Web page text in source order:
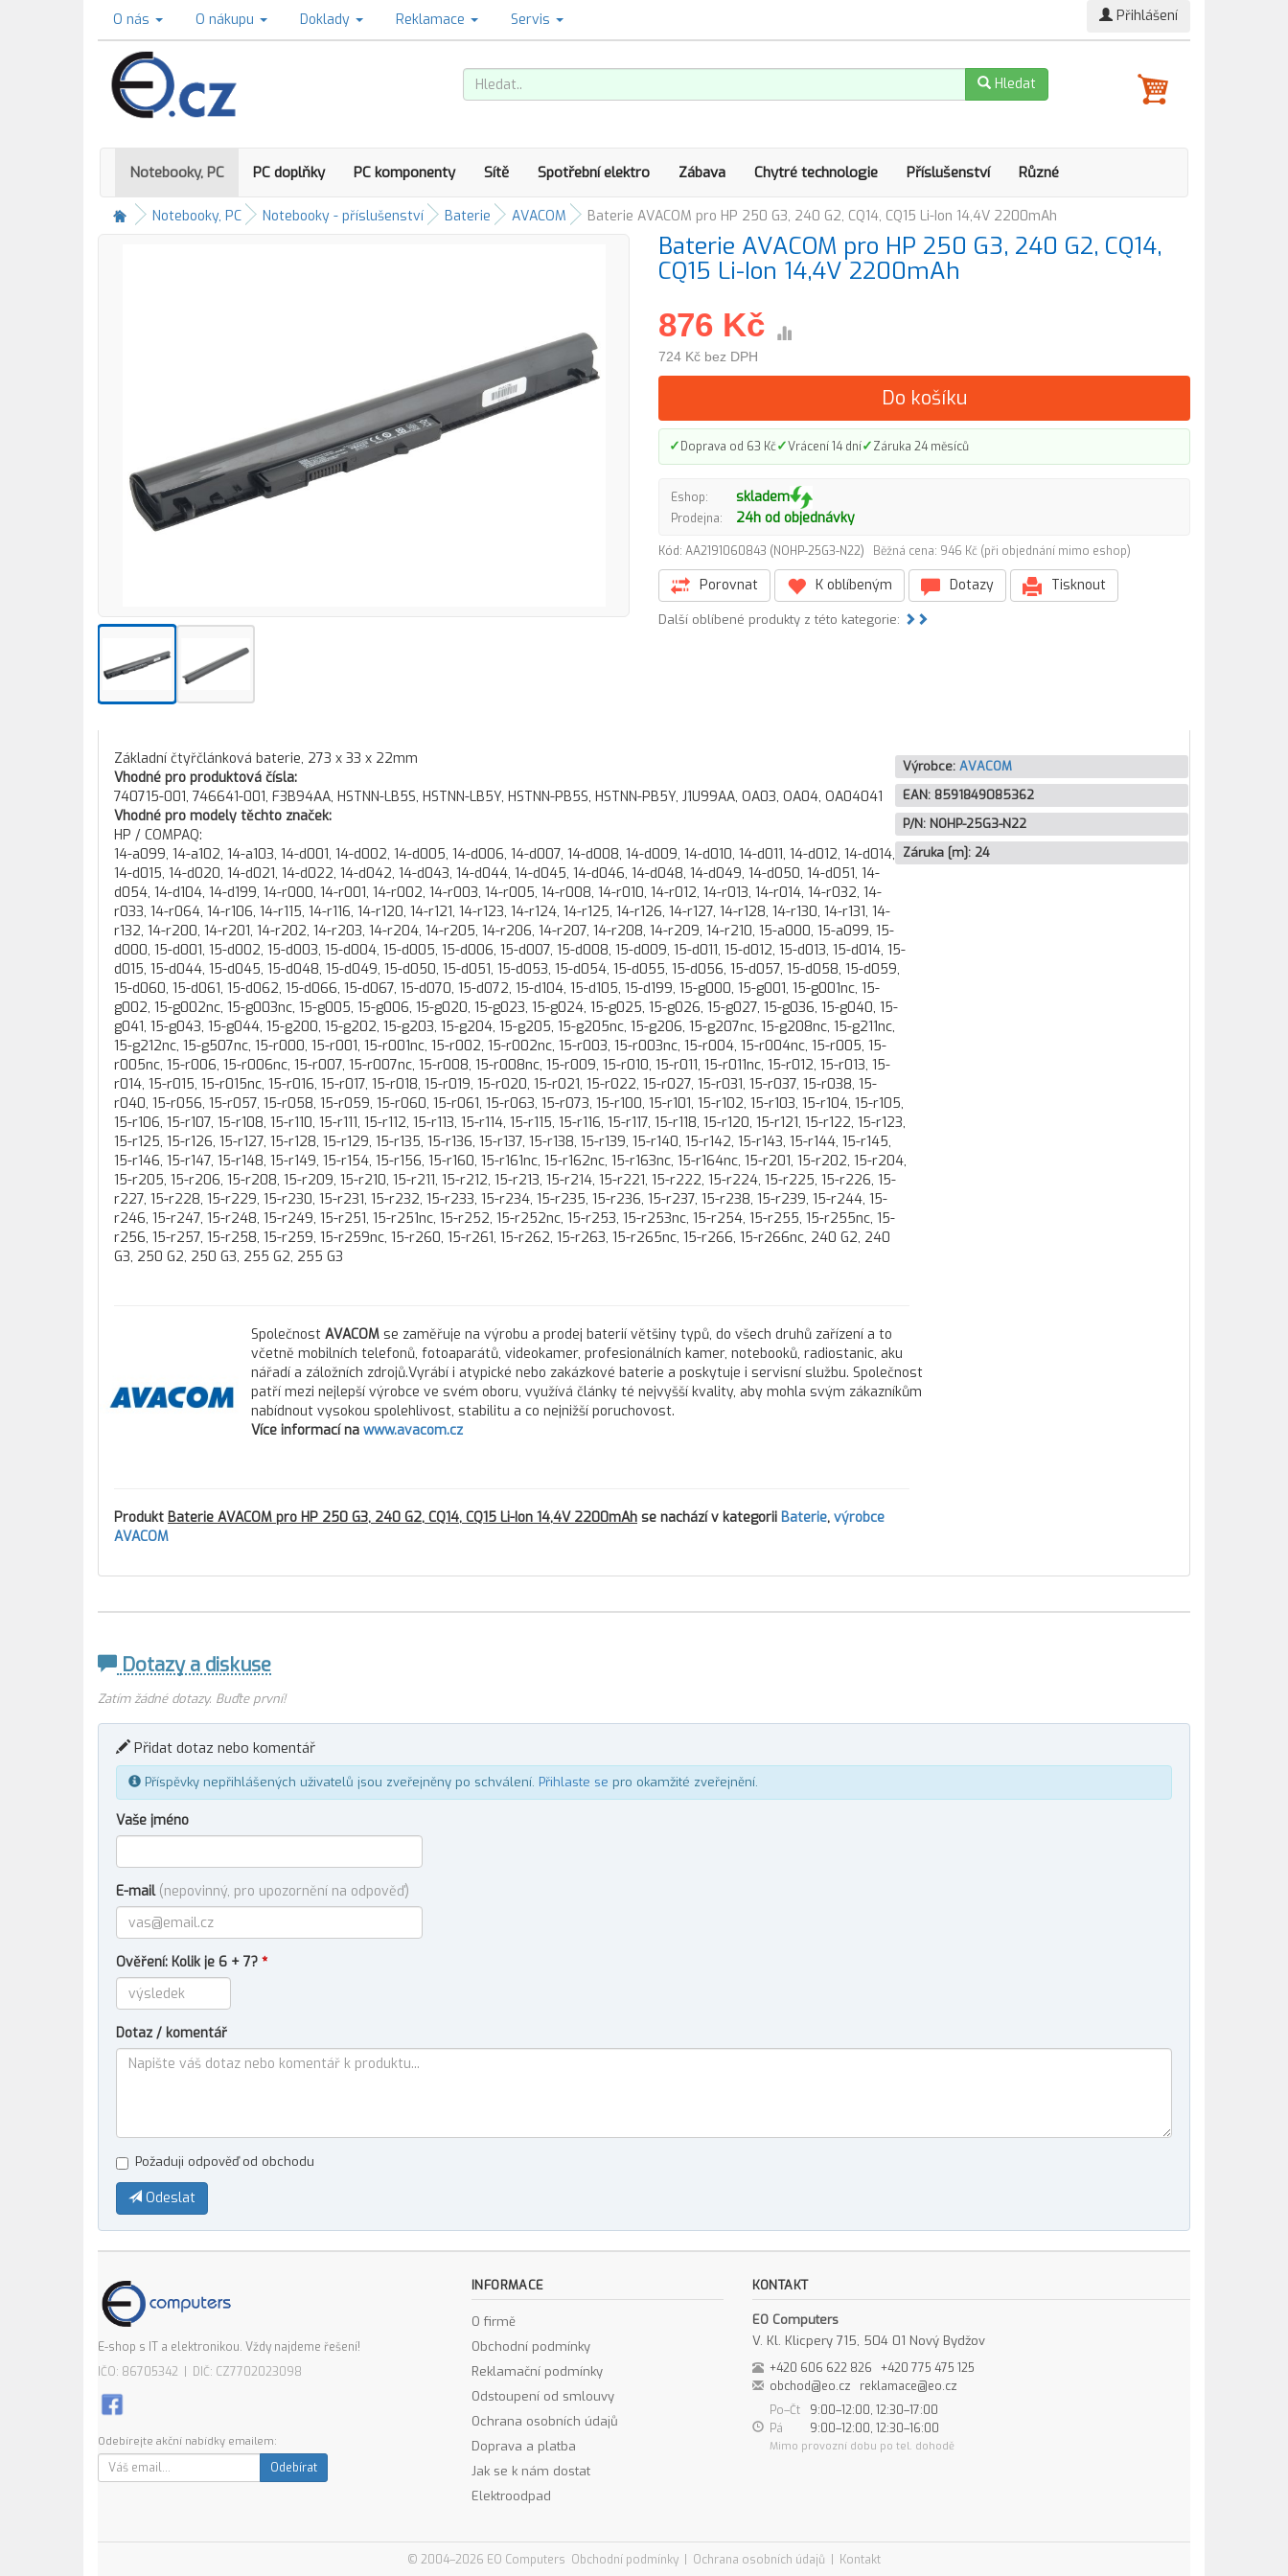
O nás O nákupu Doklady Reklamace Servis Přihlášení
Hledat
Notebooky, PC PC doplňky PC komponenty Sítě Spotřební elektro Zábava Chytré technologie Příslušenství Různé
Notebooky, PC Notebooky - příslušenství Baterie AVACOM Baterie AVACOM pro HP 250 G3, 240 G2, CQ14, CQ15 Li-Ion 14,4V 2200mAh
Baterie AVACOM pro HP 250 G3, 240 G2, CQ14,
CQ15 Li-Ion 14,4V 2200mAh
876 Kč
724 Kč bez DPH
Do košíku
✓Doprava od 63 Kč✓Vrácení 14 dní✓Záruka 24 měsíců
Eshop: skladem
Prodejna: 24h od objednávky
Kód: AA2191060843 (NOHP-25G3-N22) Běžná cena: 946 Kč (při objednání mimo eshop)
Porovnat K oblíbeným Dotazy Tisknout
Další oblíbené produkty z této kategorie:
Základní čtyřčlánková baterie, 273 x 33 x 22mm
Vhodné pro produktová čísla:
740715-001, 746641-001, F3B94AA, HSTNN-LB5S, HSTNN-LB5Y, HSTNN-PB5S, HSTNN-PB5Y, J1U99AA, OA03, OA04, OA04041
Vhodné pro modely těchto značek:
HP / COMPAQ:
14-a099, 14-a102, 14-a103, 14-d001, 14-d002, 14-d005, 14-d006, 14-d007, 14-d008, 14-d009, 14-d010, 14-d011, 14-d012, 14-d014,
14-d015, 14-d020, 14-d021, 14-d022, 14-d042, 14-d043, 14-d044, 14-d045, 14-d046, 14-d048, 14-d049, 14-d050, 14-d051, 14-
d054, 14-d104, 14-d199, 14-r000, 14-r001, 14-r002, 14-r003, 14-r005, 14-r008, 14-r010, 14-r012, 14-r013, 14-r014, 14-r032, 14-
r033, 14-r064, 14-r106, 14-r115, 14-r116, 14-r120, 14-r121, 14-r123, 14-r124, 14-r125, 14-r126, 14-r127, 14-r128, 14-r130, 14-r131, 14-
r132, 14-r200, 14-r201, 14-r202, 14-r203, 14-r204, 14-r205, 14-r206, 14-r207, 14-r208, 14-r209, 14-r210, 15-a000, 15-a099, 15-
d000, 15-d001, 15-d002, 15-d003, 15-d004, 15-d005, 15-d006, 15-d007, 15-d008, 15-d009, 15-d011, 15-d012, 15-d013, 15-d014, 15-
d015, 15-d044, 15-d045, 15-d048, 15-d049, 15-d050, 15-d051, 15-d053, 15-d054, 15-d055, 15-d056, 15-d057, 15-d058, 15-d059,
15-d060, 15-d061, 15-d062, 15-d066, 15-d067, 15-d070, 15-d072, 15-d104, 15-d105, 15-d199, 15-g000, 15-g001, 15-g001nc, 15-
g002, 15-g002nc, 15-g003nc, 15-g005, 15-g006, 15-g020, 15-g023, 15-g024, 15-g025, 15-g026, 15-g027, 15-g036, 15-g040, 15-
g041, 15-g043, 15-g044, 15-g200, 15-g202, 15-g203, 15-g204, 15-g205, 15-g205nc, 15-g206, 15-g207nc, 15-g208nc, 15-g211nc,
15-g212nc, 15-g507nc, 15-r000, 15-r001, 15-r001nc, 15-r002, 15-r002nc, 15-r003, 15-r003nc, 15-r004, 15-r004nc, 15-r005, 15-
r005nc, 15-r006, 15-r006nc, 15-r007, 15-r007nc, 15-r008, 15-r008nc, 15-r009, 15-r010, 15-r011, 15-r011nc, 15-r012, 15-r013, 15-
r014, 15-r015, 15-r015nc, 15-r016, 15-r017, 15-r018, 15-r019, 15-r020, 15-r021, 15-r022, 15-r027, 15-r031, 15-r037, 15-r038, 15-
r040, 15-r056, 15-r057, 15-r058, 15-r059, 15-r060, 15-r061, 15-r063, 15-r073, 15-r100, 15-r101, 15-r102, 15-r103, 15-r104, 15-r105,
15-r106, 15-r107, 15-r108, 15-r110, 15-r111, 15-r112, 15-r113, 15-r114, 15-r115, 15-r116, 15-r117, 15-r118, 15-r120, 15-r121, 15-r122, 15-r123,
15-r125, 15-r126, 15-r127, 15-r128, 15-r129, 15-r135, 15-r136, 15-r137, 15-r138, 15-r139, 15-r140, 15-r142, 15-r143, 15-r144, 15-r145,
15-r146, 15-r147, 15-r148, 15-r149, 15-r154, 15-r156, 15-r160, 15-r161nc, 15-r162nc, 15-r163nc, 15-r164nc, 15-r201, 15-r202, 15-r204,
15-r205, 15-r206, 15-r208, 15-r209, 15-r210, 15-r211, 15-r212, 15-r213, 15-r214, 15-r221, 15-r222, 15-r224, 15-r225, 15-r226, 15-
r227, 15-r228, 15-r229, 15-r230, 15-r231, 15-r232, 15-r233, 15-r234, 15-r235, 15-r236, 15-r237, 15-r238, 15-r239, 15-r244, 15-
r246, 15-r247, 15-r248, 15-r249, 15-r251, 15-r251nc, 15-r252, 15-r252nc, 15-r253, 15-r253nc, 15-r254, 15-r255, 15-r255nc, 15-
r256, 15-r257, 15-r258, 15-r259, 15-r259nc, 15-r260, 15-r261, 15-r262, 15-r263, 15-r265nc, 15-r266, 15-r266nc, 240 G2, 240
G3, 250 G2, 250 G3, 255 G2, 255 G3
Společnost AVACOM se zaměřuje na výrobu a prodej baterií většiny typů, do všech druhů zařízení a to
včetně mobilních telefonů, fotoaparátů, videokamer, profesionálních kamer, notebooků, radiostanic, aku
nářadí a záložních zdrojů.Vyrábí i atypické nebo zakázkové baterie a poskytuje i servisní službu. Společnost
patří mezi nejlepší výrobce ve svém oboru, využívá články té nejvyšší kvality, aby mohla svým zákazníkům
nabídnout vysokou spolehlivost, stabilitu a co nejnižší poruchovost.
Více informací na www.avacom.cz
Produkt Baterie AVACOM pro HP 250 G3, 240 G2, CQ14, CQ15 Li-Ion 14,4V 2200mAh se nachází v kategorii Baterie, výrobce
AVACOM
Výrobce: AVACOM
EAN: 8591849085362
P/N: NOHP-25G3-N22
Záruka [m]: 24
Dotazy a diskuse
Zatím žádné dotazy. Buďte první!
Přidat dotaz nebo komentář
Příspěvky nepřihlášených uživatelů jsou zveřejněny po schválení. Přihlaste se pro okamžité zveřejnění.
Vaše jméno
E-mail (nepovinný, pro upozornění na odpověď)
Ověření: Kolik je 6 + 7? *
Dotaz / komentář
Požaduji odpověď od obchodu
Odeslat
E-shop s IT a elektronikou. Vždy najdeme řešení!
IČO: 86705342 | DIČ: CZ7702023098
Odebírejte akční nabídky emailem:
Odebírat
INFORMACE
O firmě
Obchodní podmínky
Reklamační podmínky
Odstoupení od smlouvy
Ochrana osobních údajů
Doprava a platba
Jak se k nám dostat
Elektroodpad
KONTAKT
EO Computers
V. Kl. Klicpery 715, 504 01 Nový Bydžov
+420 606 622 826
+420 775 475 125
obchod@eo.cz
reklamace@eo.cz
Po–Čt
9:00–12:00, 12:30–17:00
Pá
9:00–12:00, 12:30–16:00
Mimo provozní dobu po tel. dohodě
© 2004–2026 EO Computers Obchodní podmínky Ochrana osobních údajů Kontakt